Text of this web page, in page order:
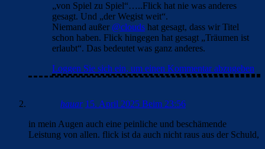
„von Spiel zu Spiel“…..Flick hat nie was anderes
gesagt. Und „der Wegist weit“.
Niemand außer @clouds hat gesagt, dass wir Titel
schon haben. Flick hingegen hat gesagt „Träumen ist
erlaubt“. Das bedeutet was ganz anderes.
Loggen Sie sich ein, um einen Kommentar abzugeben
hauar 15. April 2025 Beim 23:56
in mein Augen auch eine peinliche und beschämende
Leistung von allen. flick ist da auch nicht raus aus der Schuld,